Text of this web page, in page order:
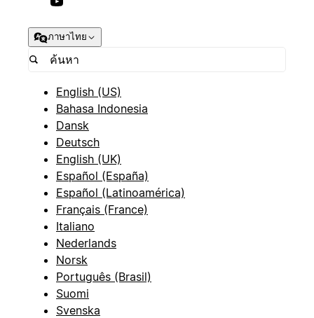
ภาษาไทย
English (US)
Bahasa Indonesia
Dansk
Deutsch
English (UK)
Español (España)
Español (Latinoamérica)
Français (France)
Italiano
Nederlands
Norsk
Português (Brasil)
Suomi
Svenska